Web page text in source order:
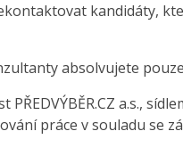
kandidáty,
absolvujete
a.s.,
práce v souladu se